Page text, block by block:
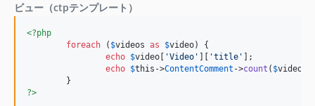
ビュー（ctpテンプレート）
<?php
foreach ( $videos as $video) {
echo $video 'Video ' 'title '
];
echo $this ->ContentComment ->count ( $video
?>